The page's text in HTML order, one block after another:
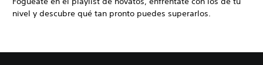
nivel y descubre qué tan pronto puedes superarlos.